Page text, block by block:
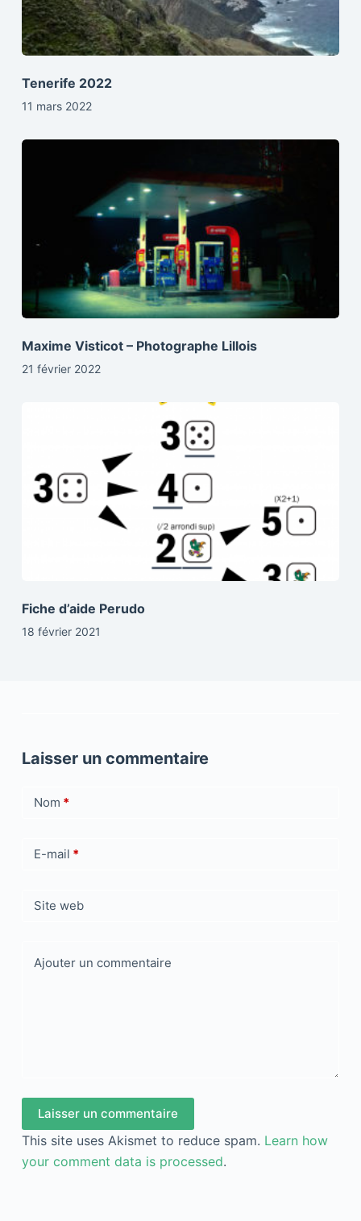
Tenerife 2022
11 mars 2022
Maxime Visticot – Photographe Lillois
21 février 2022
Fiche d’aide Perudo
18 février 2021
Laisser un commentaire
Nom *
E-mail *
Site web
Ajouter un commentaire
Laisser un commentaire
This site uses Akismet to reduce spam. Learn how
your comment data is processed.